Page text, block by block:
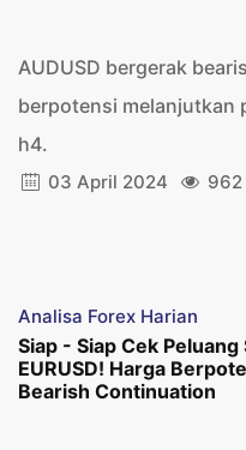
AUDUSD bergerak
berpotensi melanjutkan
h4.
03 April 2024 962
Analisa Forex Harian
Siap - Siap Cek Peluang
EURUSD! Harga
Bearish Continuation